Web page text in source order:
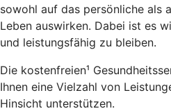
sowohl auf das persönliche als
Leben auswirken. Dabei ist es
und leistungsfähig zu bleiben.
Die kostenfreien¹
Ihnen eine Vielzahl von
Hinsicht unterstützen.